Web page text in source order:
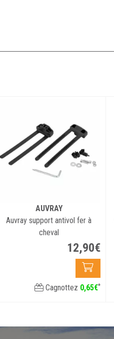
AUVRAY
Auvray support antivol fer à
cheval
12,90€
Cagnottez 0,65€*